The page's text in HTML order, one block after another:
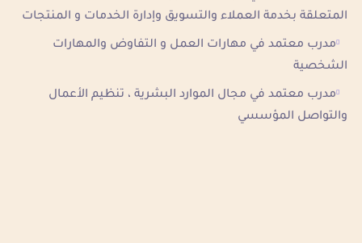
المتعلقة بخدمة العملاء والتسويق وإدارة الخدمات و المنتجات
مدرب معتمد في مهارات العمل و التفاوض والمهارات
الشخصية
مدرب معتمد في مجال الموارد البشرية ، تنظيم الأعمال
والتواصل المؤسسي